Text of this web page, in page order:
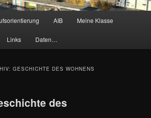
AIB Meine Klasse
Links Daten…
GESCHICHTE DES WOHNENS
des